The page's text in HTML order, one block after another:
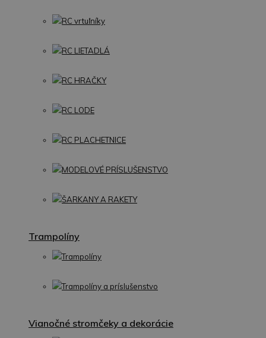
RC vrtuľníky
RC LIETADLÁ
RC HRAČKY
RC LODE
RC PLACHETNICE
MODELOVÉ PRÍSLUŠENSTVO
ŠARKANY A RAKETY
Trampolíny
Trampolíny
Trampolíny a príslušenstvo
Vianočné stromčeky a dekorácie